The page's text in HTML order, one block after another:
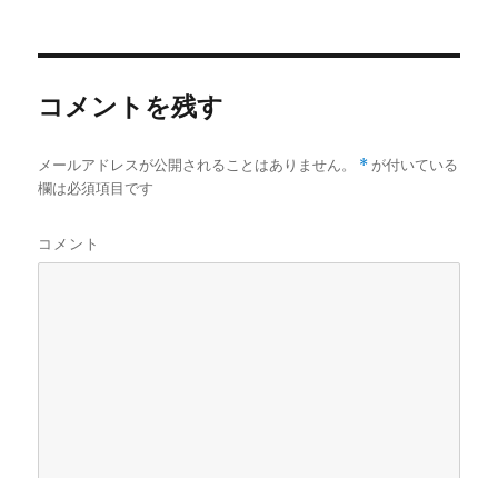
コメントを残す
メールアドレスが公開されることはありません。 * が付いている
欄は必須項目です
コメント